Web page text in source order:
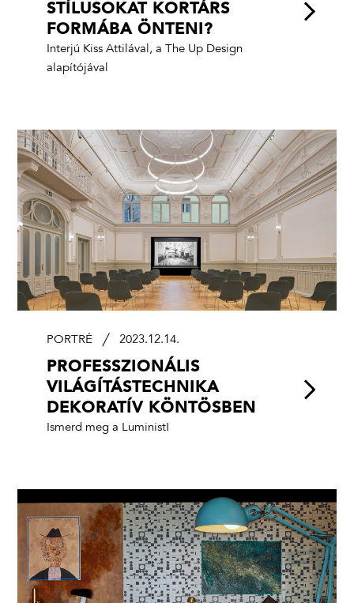
STÍLUSOKAT KORTÁRS
FORMÁBA ÖNTENI?
Interjú Kiss Attilával, a The Up Design
alapítójával
PORTRÉ 2023.12.14.
PROFESSZIONÁLIS
VILÁGÍTÁS­TECHNIKA
DEKORATÍV KÖNTÖSBEN
Ismerd meg a Luminist!